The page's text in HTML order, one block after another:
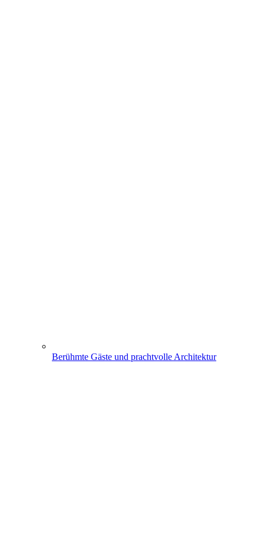
Berühmte Gäste und prachtvolle Architektur